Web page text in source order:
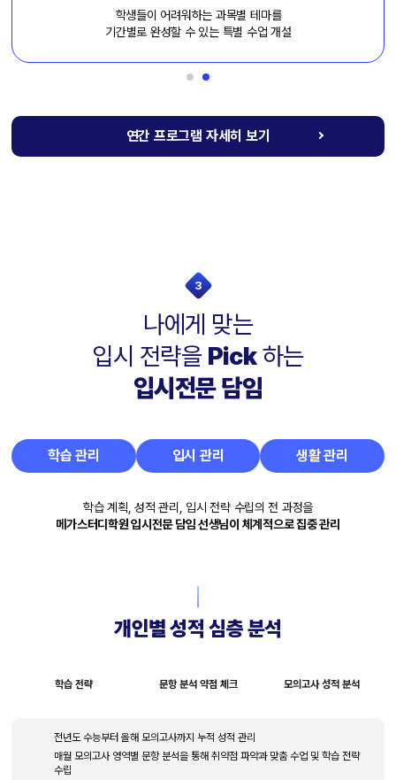
학생들이 어려워하는 과목별 테마를
기간별로 완성할 수 있는 특별 수업 개설
연간 프로그램 자세히 보기
3
나에게 맞는
입시 전략을 Pick하는
입시전문 담임
학습 관리 입시 관리 생활 관리
학습 계획, 성적 관리, 입시 전략 수립의 전 과정을
메가스터디학원 입시전문 담임 선생님이 체계적으로 집중 관리
개인별 성적 심층 분석
학습 전략 문항 분석 약점 체크 모의고사 성적 분석
전년도 수능부터 올해 모의고사까지 누적 성적 관리
매월 모의고사 영역별 문항 분석을 통해 취약점 파악과 맞춤 수업 및 학습 전략
수립